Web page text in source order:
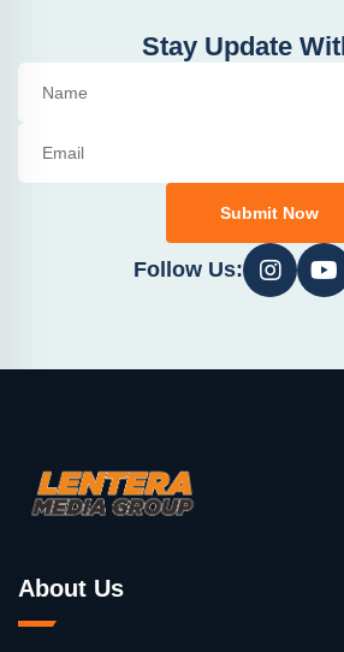
Stay Update
Submit Now
Follow Us:
About Us